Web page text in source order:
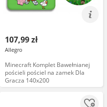
107,99 zł
Allegro
Minecraft Komplet Bawełnianej
pościeli pościel na zamek Dla
Gracza 140x200